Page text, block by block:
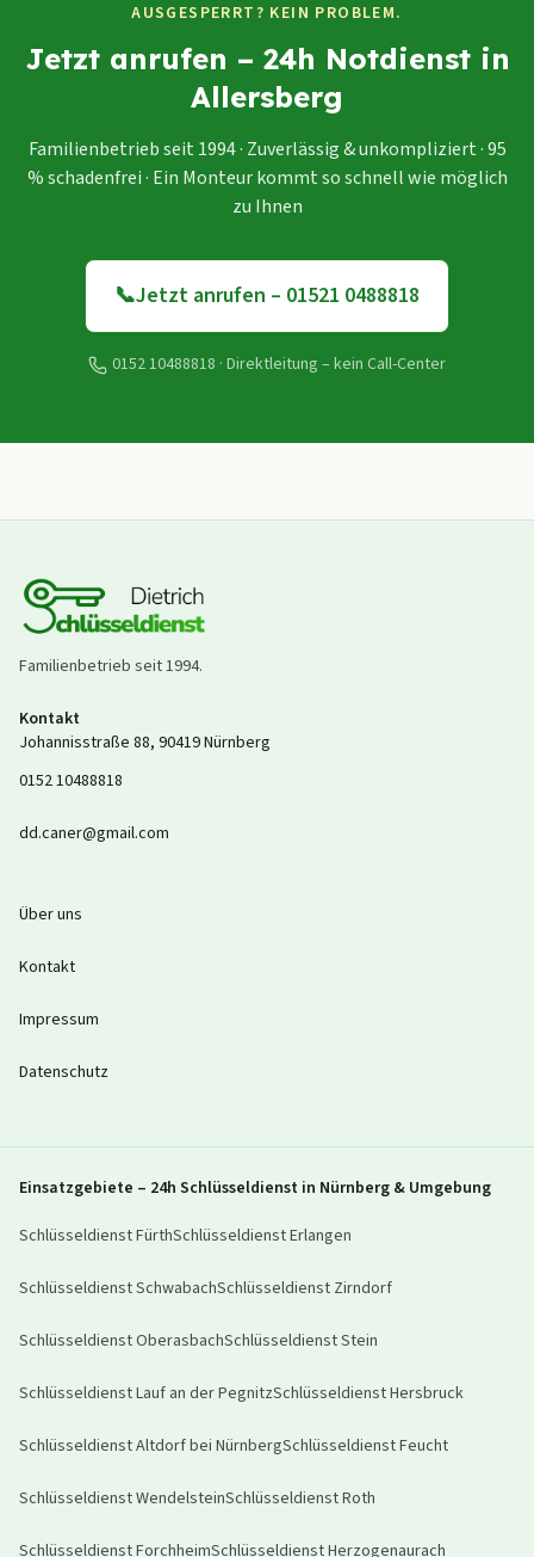
AUSGESPERRT? KEIN PROBLEM.
Jetzt anrufen – 24h Notdienst in
Allersberg
Familienbetrieb seit 1994 · Zuverlässig & unkompliziert · 95
% schadenfrei · Ein Monteur kommt so schnell wie möglich
zu Ihnen
📞Jetzt anrufen – 01521 0488818
0152 10488818 · Direktleitung – kein Call-Center
Familienbetrieb seit1994.
Kontakt
Johannisstraße 88, 90419Nürnberg
0152 10488818
dd.caner@gmail.com
Über uns
Kontakt
Impressum
Datenschutz
Einsatzgebiete – 24h Schlüsseldienst in Nürnberg & Umgebung
SchlüsseldienstFürthSchlüsseldienstErlangen
SchlüsseldienstSchwabachSchlüsseldienst Zirndorf
SchlüsseldienstOberasbachSchlüsseldienstStein
SchlüsseldienstLauf an der PegnitzSchlüsseldienstHersbruck
SchlüsseldienstAltdorf bei NürnbergSchlüsseldienstFeucht
SchlüsseldienstWendelsteinSchlüsseldienstRoth
SchlüsseldienstForchheimSchlüsseldienstHerzogenaurach